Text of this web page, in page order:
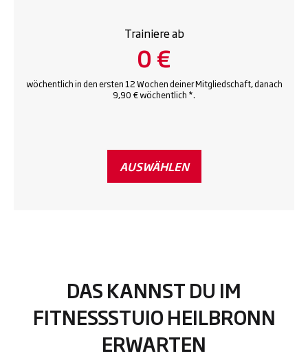
Trainiere ab
0 €
wöchentlich in den ersten 12 Wochen deiner Mitgliedschaft, danach
9,90 € wöchentlich *.
AUSWÄHLEN
DAS KANNST DU IM
FITNESSSTUIO HEILBRONN
ERWARTEN